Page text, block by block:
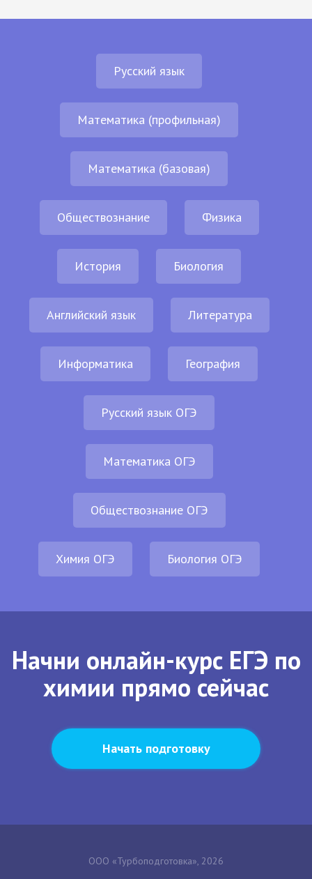
Русский язык
Математика (профильная)
Математика (базовая)
Обществознание Физика
История Биология
Английский язык Литература
Информатика География
Русский язык ОГЭ
Математика ОГЭ
Обществознание ОГЭ
Химия ОГЭ Биология ОГЭ
Начни онлайн-курс ЕГЭ по
химии прямо сейчас
Начать подготовку
ООО «Турбоподготовка», 2026